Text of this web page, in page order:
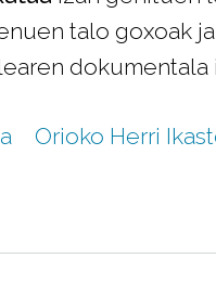
talo goxoak
dokumentala
Orioko Herri